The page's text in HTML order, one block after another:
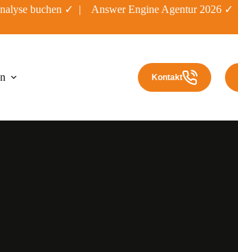
buchen ✓ | Answer Engine Agentur 2026 ✓
Kontakt